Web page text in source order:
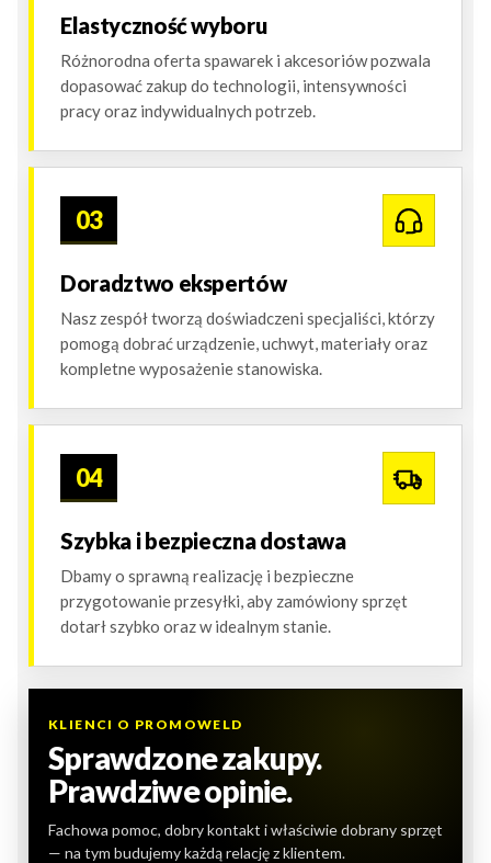
Elastyczność wyboru
Różnorodna oferta spawarek i akcesoriów pozwala
dopasować zakup do technologii, intensywności
pracy oraz indywidualnych potrzeb.
03
Doradztwo ekspertów
Nasz zespół tworzą doświadczeni specjaliści, którzy
pomogą dobrać urządzenie, uchwyt, materiały oraz
kompletne wyposażenie stanowiska.
04
Szybka i bezpieczna dostawa
Dbamy o sprawną realizację i bezpieczne
przygotowanie przesyłki, aby zamówiony sprzęt
dotarł szybko oraz w idealnym stanie.
KLIENCI O PROMOWELD
Sprawdzone zakupy.
Prawdziwe opinie.
Fachowa pomoc, dobry kontakt i właściwie dobrany sprzęt
— na tym budujemy każdą relację z klientem.